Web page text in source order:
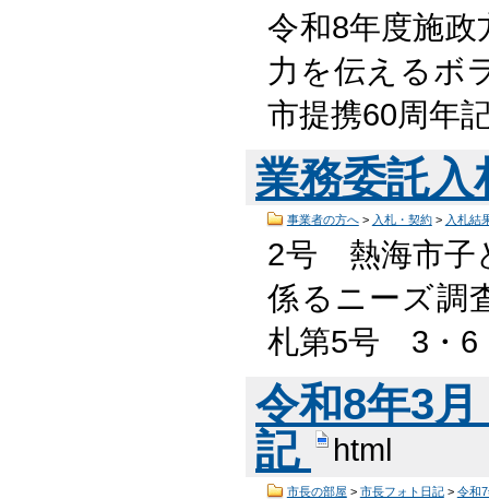
令和8年度施
力を伝えるボ
市提携60周年
業務委託
事業者の方へ> 入札・契約> 入札結
2号 熱海市子
係るニーズ調
札第5号 3・6
令和8年3
記
html
市長の部屋 > 市長フォト日記> 令和